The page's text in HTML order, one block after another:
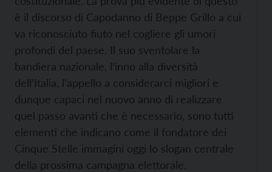
è il discorso di Capodanno di Beppe Grillo a cui
va riconosciuto fiuto nel cogliere gli umori
profondi del paese. Il suo sventolare la
bandiera nazionale, l’inno alla diversità
dell’Italia, l’appello a considerarci migliori e
dunque capaci nel nuovo anno di realizzare
quel passo avanti che è necessario, sono tutti
elementi che indicano come il fondatore dei
Cinque Stelle immagini oggi lo slogan centrale
della prossima campagna elettorale.